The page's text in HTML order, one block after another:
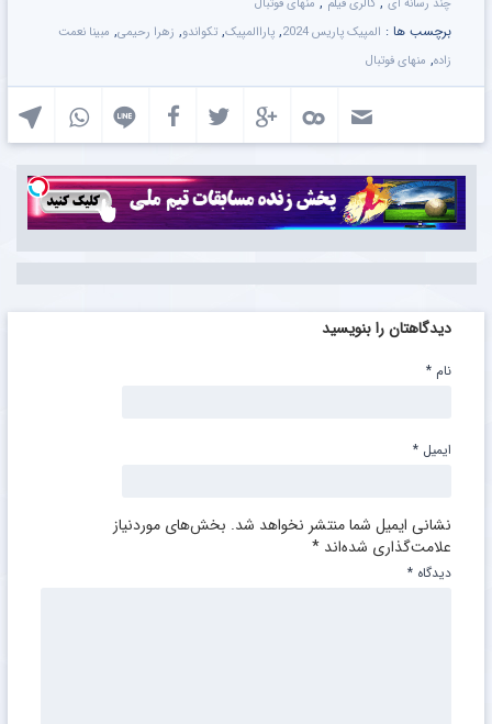
برچسب ها : المپیک پاریس 2024 , پاراالمپیک, تکواندو, زهرا رحیمی, مبینا نعمت
زاده, منهای فوتبال
دیدگاهتان را بنویسید
نشانی ایمیل شما منتشر نخواهد شد. بخش‌های موردنیاز
علامت‌گذاری شده‌اند *
دیدگاه *
نام *
ایمیل *